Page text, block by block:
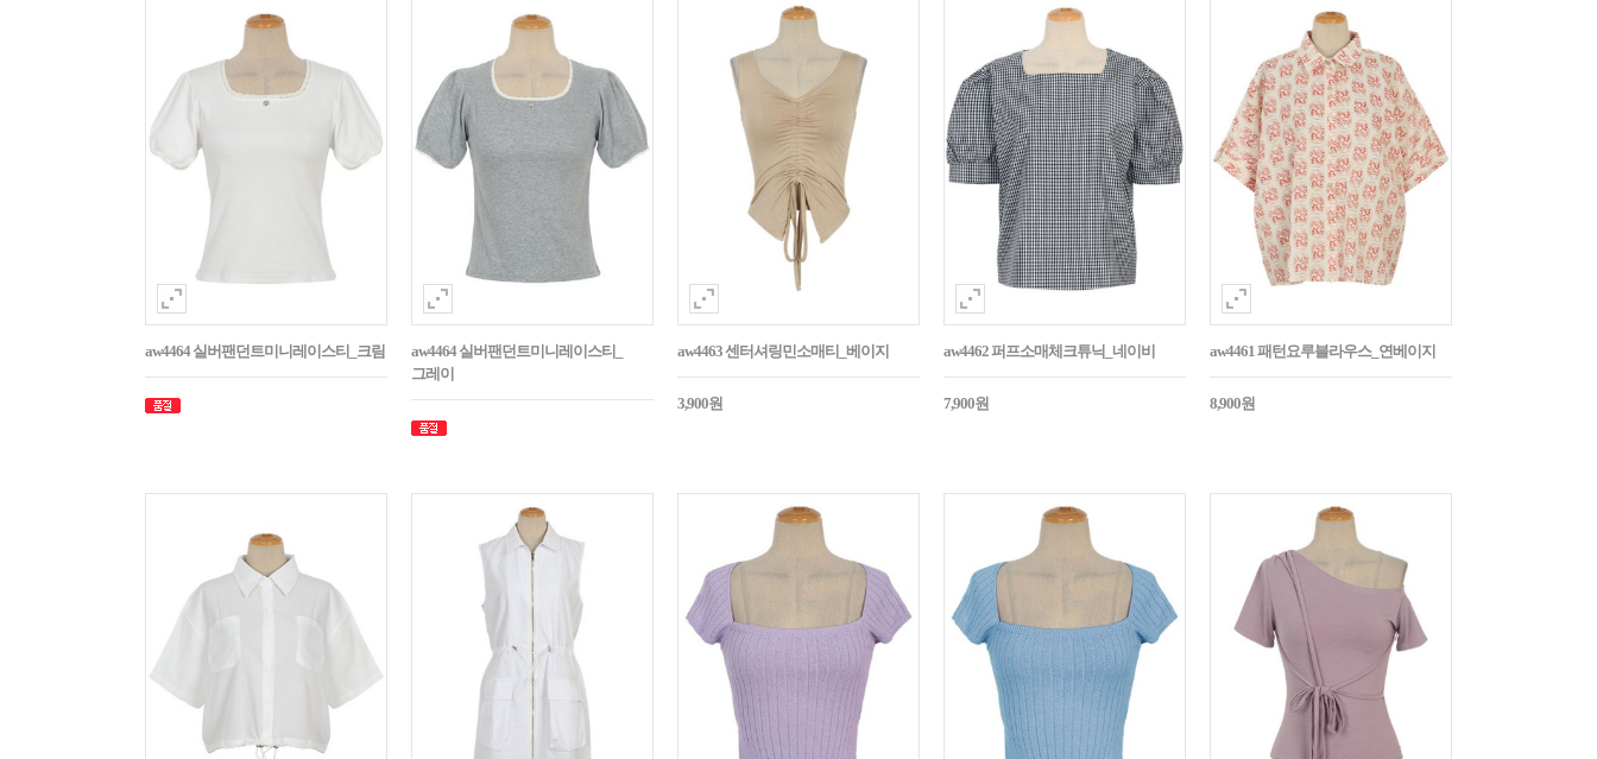
aw4464 실버팬던트미니레이스티_크림
aw4464 실버팬던트미니레이스티_
그레이
aw4463 센터셔링민소매티_베이지
3,900원
aw4462 퍼프소매체크튜닉_네이비
7,900원
aw4461 패턴요루블라우스_연베이지
8,900원